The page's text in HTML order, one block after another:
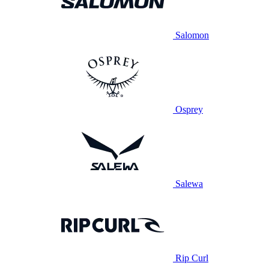
Salomon
Osprey
Salewa
Rip Curl